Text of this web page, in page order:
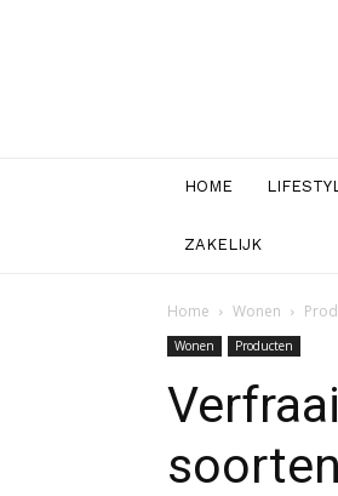
HOME
ZAKELIJK
Home Wonen
Wonen Producten